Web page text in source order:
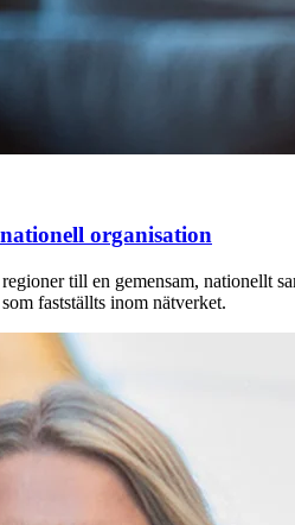
organisation
till en gemensam, nationellt
fastställts inom nätverket.